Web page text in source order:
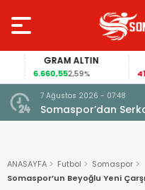
GRAM ALTIN
6.660,552,59% -
7 Ağustos 2026 - 07:48
Somaspor’dan
ANASAYFA Futbol
Somaspor
Somaspor’un Beyoğlu Yeni